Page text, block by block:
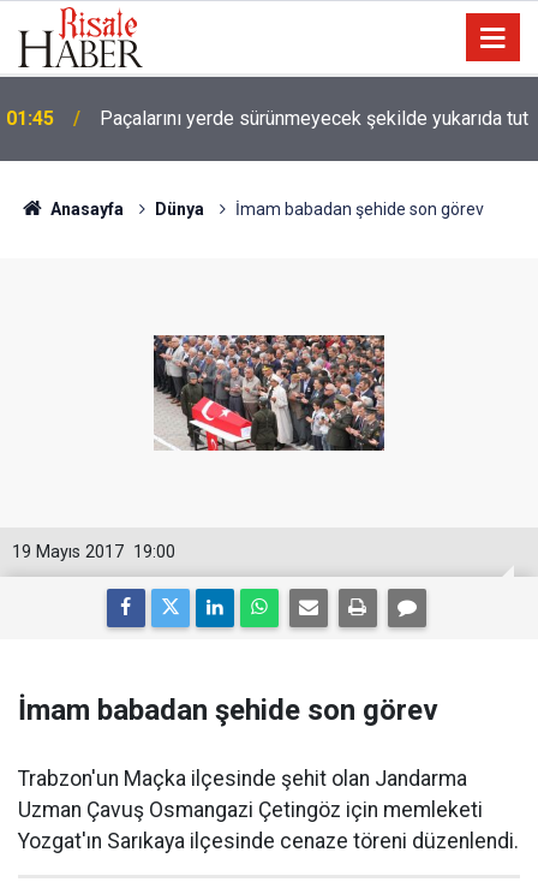
01:45 Paçalarını yerde sürünmeyecek şekilde yukarıda tut
Anasayfa Dünya İmam babadan şehide son görev
19:00
19 Mayıs 2017
İmam babadan şehide son görev
Trabzon'un Maçka ilçesinde şehit olan Jandarma
Uzman Çavuş Osmangazi Çetingöz için memleketi
Yozgat'ın Sarıkaya ilçesinde cenaze töreni düzenlendi.